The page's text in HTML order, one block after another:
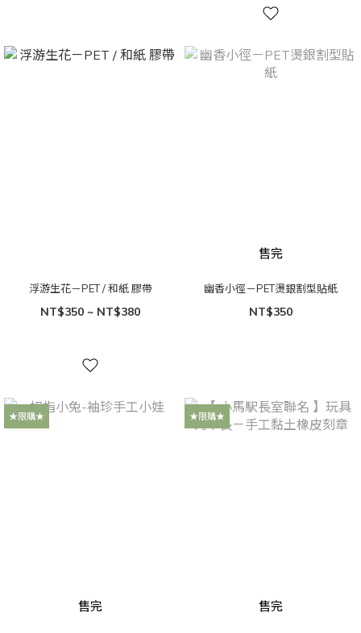
浮游生花－PET / 和紙 膠帶
NT$350 ~ NT$380
售完
幽香小徑－PET燙銀割型貼紙
NT$350
★限購★
售完
★限購★
售完